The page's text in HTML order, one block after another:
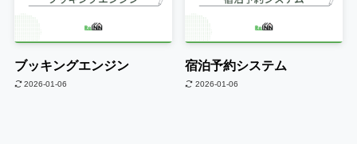
ブッキングエンジン
2026-01-06
宿泊予約システム
2026-01-06